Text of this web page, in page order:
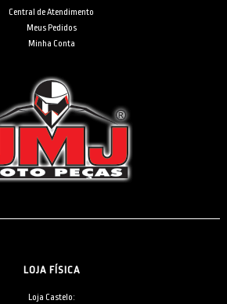
Central de Atendimento
Meus Pedidos
Minha Conta
LOJA FÍSICA
Loja Castelo: